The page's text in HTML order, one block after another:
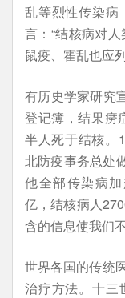
乱等烈性传染病
言：“结核病对
鼠疫、霍乱也应
有历史学家研究
登记簿，结果痨
半人死于结核。
北防疫事务总处
他全部传染病
亿，结核病人
含的信息使我们
世界各国的传统
治疗方法。十三